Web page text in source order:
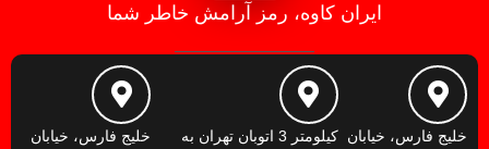
ایران کاوه، رمز آرامش خاطر شما
خلیج فارس، خیابان
کیلومتر 3 اتوبان تهران به
خلیج فارس، خیابان